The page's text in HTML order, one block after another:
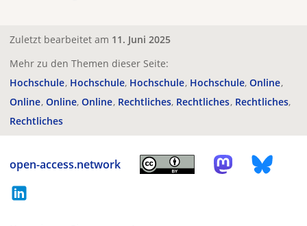
Zuletzt bearbeitet am 11. Juni 2025
Mehr zu den Themen dieser Seite:
Hochschule Hochschule Hochschule Hochschule Online
Online Online Online Rechtliches Rechtliches Rechtliches
Rechtliches
open-access.network